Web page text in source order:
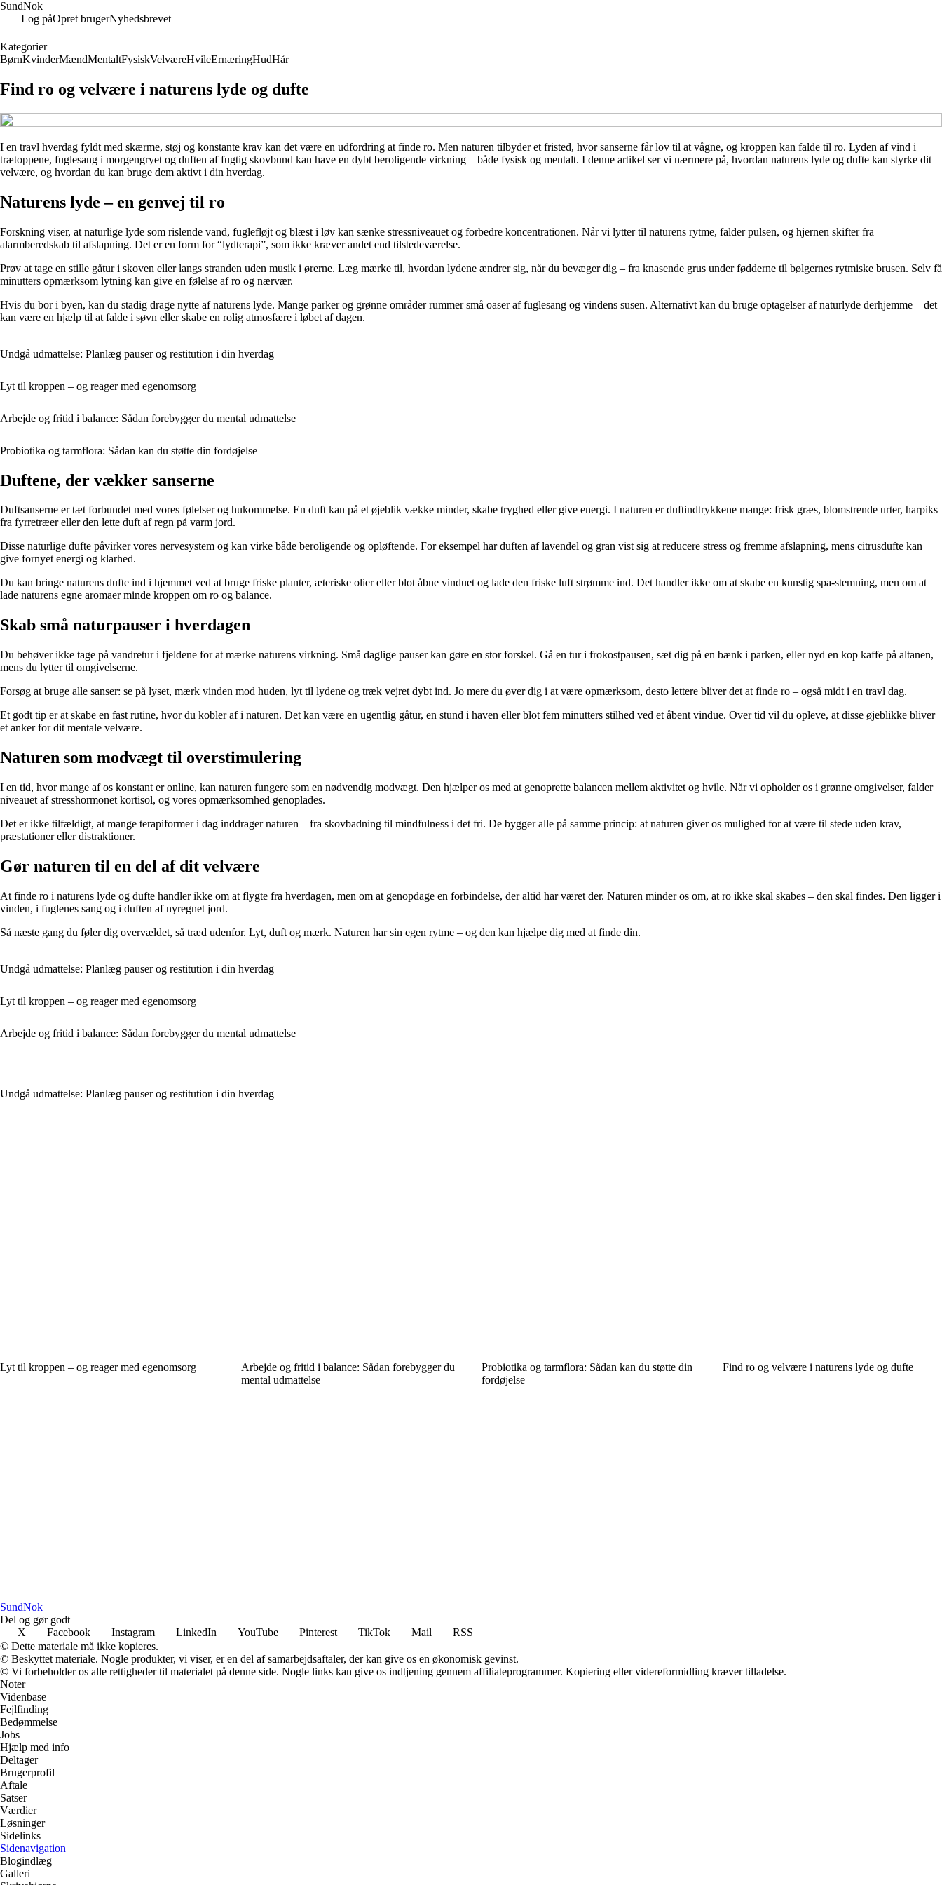
SundNok
Log påOpret brugerNyhedsbrevet
Kategorier
BørnKvinderMændMentaltFysiskVelværeHvileErnæringHudHår
Find ro og velvære i naturens lyde og dufte
I en travl hverdag fyldt med skærme, støj og konstante krav kan det være en udfordring at finde ro. Men naturen tilbyder et fristed, hvor sanserne får lov til at vågne, og kroppen kan falde til ro. Lyden af vind i
trætoppene, fuglesang i morgengryet og duften af fugtig skovbund kan have en dybt beroligende virkning – både fysisk og mentalt. I denne artikel ser vi nærmere på, hvordan naturens lyde og dufte kan styrke dit
velvære, og hvordan du kan bruge dem aktivt i din hverdag.
Naturens lyde – en genvej til ro
Forskning viser, at naturlige lyde som rislende vand, fuglefløjt og blæst i løv kan sænke stressniveauet og forbedre koncentrationen. Når vi lytter til naturens rytme, falder pulsen, og hjernen skifter fra
alarmberedskab til afslapning. Det er en form for “lydterapi”, som ikke kræver andet end tilstedeværelse.
Prøv at tage en stille gåtur i skoven eller langs stranden uden musik i ørerne. Læg mærke til, hvordan lydene ændrer sig, når du bevæger dig – fra knasende grus under fødderne til bølgernes rytmiske brusen. Selv få
minutters opmærksom lytning kan give en følelse af ro og nærvær.
Hvis du bor i byen, kan du stadig drage nytte af naturens lyde. Mange parker og grønne områder rummer små oaser af fuglesang og vindens susen. Alternativt kan du bruge optagelser af naturlyde derhjemme – det
kan være en hjælp til at falde i søvn eller skabe en rolig atmosfære i løbet af dagen.
Undgå udmattelse: Planlæg pauser og restitution i din hverdag
Lyt til kroppen – og reager med egenomsorg
Arbejde og fritid i balance: Sådan forebygger du mental udmattelse
Probiotika og tarmflora: Sådan kan du støtte din fordøjelse
Duftene, der vækker sanserne
Duftsanserne er tæt forbundet med vores følelser og hukommelse. En duft kan på et øjeblik vække minder, skabe tryghed eller give energi. I naturen er duftindtrykkene mange: frisk græs, blomstrende urter, harpiks
fra fyrretræer eller den lette duft af regn på varm jord.
Disse naturlige dufte påvirker vores nervesystem og kan virke både beroligende og opløftende. For eksempel har duften af lavendel og gran vist sig at reducere stress og fremme afslapning, mens citrusdufte kan
give fornyet energi og klarhed.
Du kan bringe naturens dufte ind i hjemmet ved at bruge friske planter, æteriske olier eller blot åbne vinduet og lade den friske luft strømme ind. Det handler ikke om at skabe en kunstig spa-stemning, men om at
lade naturens egne aromaer minde kroppen om ro og balance.
Skab små naturpauser i hverdagen
Du behøver ikke tage på vandretur i fjeldene for at mærke naturens virkning. Små daglige pauser kan gøre en stor forskel. Gå en tur i frokostpausen, sæt dig på en bænk i parken, eller nyd en kop kaffe på altanen,
mens du lytter til omgivelserne.
Forsøg at bruge alle sanser: se på lyset, mærk vinden mod huden, lyt til lydene og træk vejret dybt ind. Jo mere du øver dig i at være opmærksom, desto lettere bliver det at finde ro – også midt i en travl dag.
Et godt tip er at skabe en fast rutine, hvor du kobler af i naturen. Det kan være en ugentlig gåtur, en stund i haven eller blot fem minutters stilhed ved et åbent vindue. Over tid vil du opleve, at disse øjeblikke bliver
et anker for dit mentale velvære.
Naturen som modvægt til overstimulering
I en tid, hvor mange af os konstant er online, kan naturen fungere som en nødvendig modvægt. Den hjælper os med at genoprette balancen mellem aktivitet og hvile. Når vi opholder os i grønne omgivelser, falder
niveauet af stresshormonet kortisol, og vores opmærksomhed genoplades.
Det er ikke tilfældigt, at mange terapiformer i dag inddrager naturen – fra skovbadning til mindfulness i det fri. De bygger alle på samme princip: at naturen giver os mulighed for at være til stede uden krav,
præstationer eller distraktioner.
Gør naturen til en del af dit velvære
At finde ro i naturens lyde og dufte handler ikke om at flygte fra hverdagen, men om at genopdage en forbindelse, der altid har været der. Naturen minder os om, at ro ikke skal skabes – den skal findes. Den ligger i
vinden, i fuglenes sang og i duften af nyregnet jord.
Så næste gang du føler dig overvældet, så træd udenfor. Lyt, duft og mærk. Naturen har sin egen rytme – og den kan hjælpe dig med at finde din.
Undgå udmattelse: Planlæg pauser og restitution i din hverdag
Lyt til kroppen – og reager med egenomsorg
Arbejde og fritid i balance: Sådan forebygger du mental udmattelse
Undgå udmattelse: Planlæg pauser og restitution i din hverdag
Lyt til kroppen – og reager med egenomsorg
Arbejde og fritid i balance: Sådan forebygger du
mental udmattelse
Probiotika og tarmflora: Sådan kan du støtte din
fordøjelse
Find ro og velvære i naturens lyde og dufte
SundNok
Del og gør godt
X
Facebook Instagram LinkedIn YouTube Pinterest TikTok Mail
RSS
© Dette materiale må ikke kopieres.
© Beskyttet materiale. Nogle produkter, vi viser, er en del af samarbejdsaftaler, der kan give os en økonomisk gevinst.
© Vi forbeholder os alle rettigheder til materialet på denne side. Nogle links kan give os indtjening gennem affiliateprogrammer. Kopiering eller videreformidling kræver tilladelse.
Noter
Videnbase
Fejlfinding
Bedømmelse
Jobs
Hjælp med info
Deltager
Brugerprofil
Aftale
Satser
Værdier
Løsninger
Sidelinks
Sidenavigation
Blogindlæg
Galleri